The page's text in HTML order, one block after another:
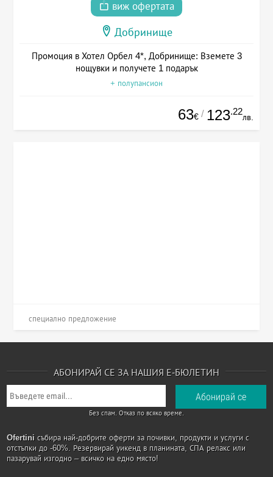
виж офертата
Добринище
Промоция в Хотел Орбел 4*, Добринище: Вземете 3
нощувки и получете 1 подарък
+ полупансион
63€ / 123.22
лв.
специално предложение
АБОНИРАЙ СЕ ЗА НАШИЯ Е-БЮЛЕТИН
Без спам. Отказ по всяко време.
Ofertini събира най-добрите оферти за почивки, продукти и услуги с
отстъпки до -60%. Резервирай уикенд в планината, СПА релакс или
пазарувай изгодно – всичко на едно място!